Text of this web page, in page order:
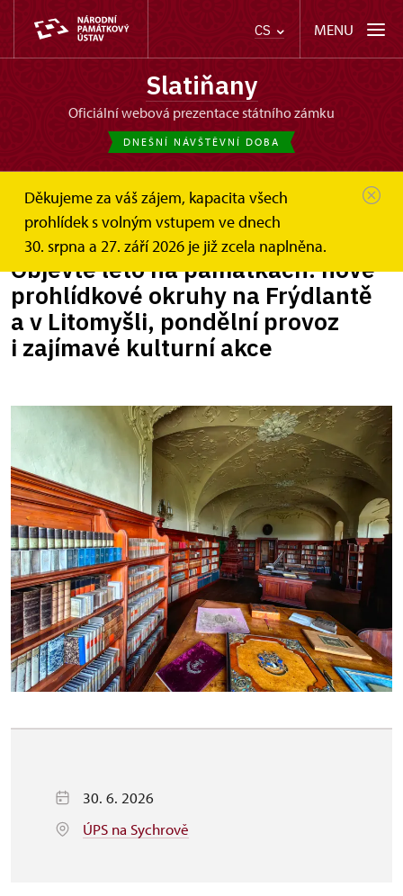
CS MENU
Slatiňany
oficiální webová prezentace státního zámku
DNEŠNÍ NÁVŠTĚVNÍ DOBA
Děkujeme za váš zájem, kapacita všech
prohlídek s volným vstupem ve dnech
30. srpna a 27. září 2026 je již zcela naplněna.
Slatiňany Zprávy Objevte léto na památkách: nové...
Objevte léto na památkách: nové
prohlídkové okruhy na Frýdlantě
a v Litomyšli, pondělní provoz
i zajímavé kulturní akce
30. 6. 2026
ÚPS na Sychrově